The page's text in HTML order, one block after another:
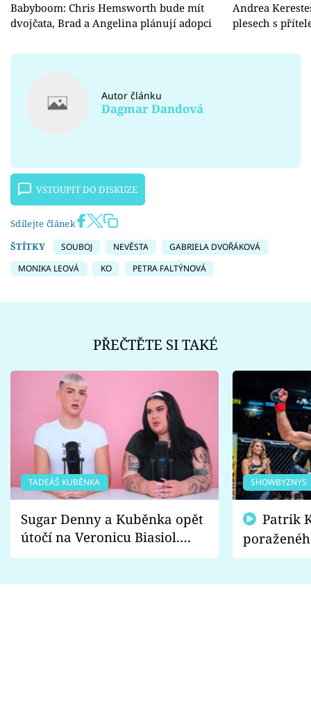
Babyboom: Chris Hemsworth bude mít
dvojčata, Brad a Angelina plánují adopci
Andrea
plesech s
Autor článku
Dagmar Dandová
VSTOUPIT DO DISKUZE
Sdílejte článek
ŠTÍTKY
SOUBOJ NEVĚSTA
GABRIELA DVOŘÁKOVÁ
MONIKA LEOVÁ
KO PETRA FALTÝNOVÁ
PŘEČTĚTE SI TAKÉ
TADEÁŠ KUBĚNKA
Sugar Denny a Kuběnka opět
útočí na Veronicu Biasiol.
Proč je podle nich falešná a
SHOWBYZNYS
fanoušci